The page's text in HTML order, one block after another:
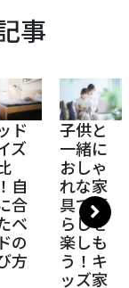
事
と
に
ゃ
家
暮
を
も
キ
一人暮
らしの
お部屋
をおし
ゃれ
に！イ
ンテリ
アコー
ディネ
ートの
基本